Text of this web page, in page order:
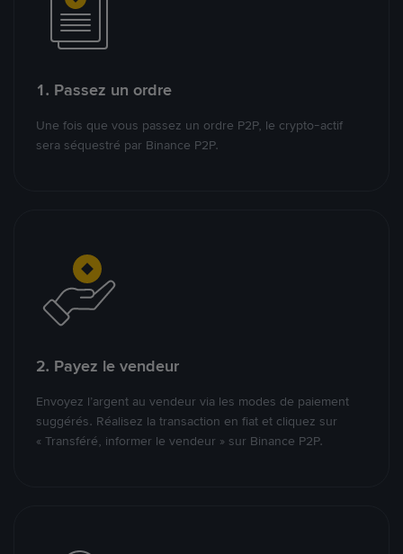
1. Passez un ordre
Une fois que vous passez un ordre P2P, le crypto-actif
sera séquestré par Binance P2P.
2. Payez le vendeur
Envoyez l’argent au vendeur via les modes de paiement
suggérés. Réalisez la transaction en fiat et cliquez sur
« Transféré, informer le vendeur » sur Binance P2P.